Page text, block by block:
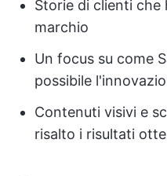
Storie di clienti che
marchio
Un focus su come
possibile
Contenuti visivi e
risalto i risultati